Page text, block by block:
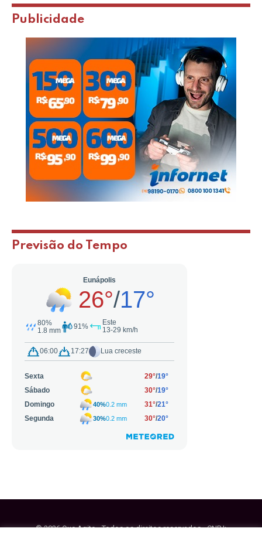
Publicidade
Previsão do Tempo
© 2026 Que Agito - Todos os direitos reservados - CNPJ: